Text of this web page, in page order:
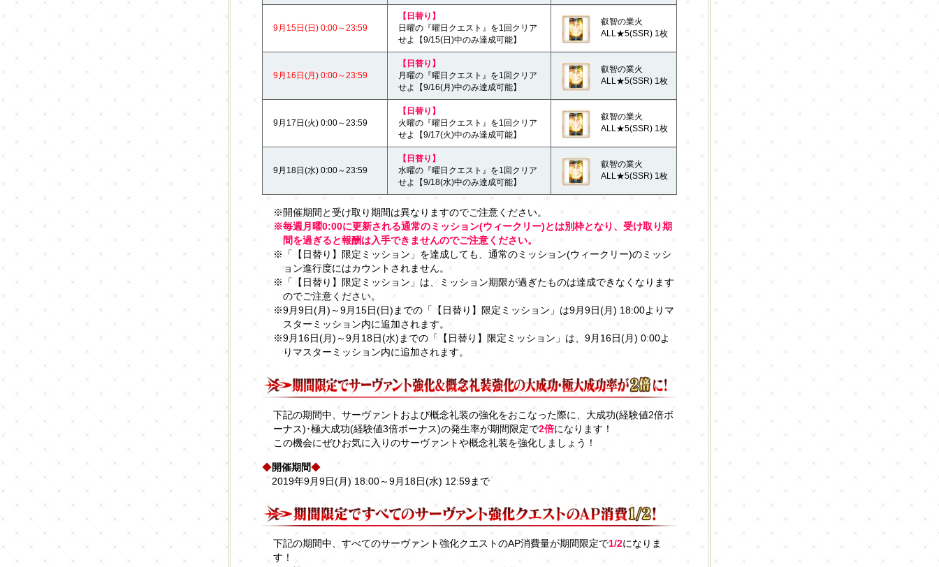
9月15日(日) 0:00～23:59
【日替り】
日曜の『曜日クエスト』を1回クリア
せよ【9/15(日)中のみ達成可能】
叡智の業火
ALL★5(SSR) 1枚
9月16日(月) 0:00～23:59
【日替り】
月曜の『曜日クエスト』を1回クリア
せよ【9/16(月)中のみ達成可能】
叡智の業火
ALL★5(SSR) 1枚
9月17日(火) 0:00～23:59
【日替り】
火曜の『曜日クエスト』を1回クリア
せよ【9/17(火)中のみ達成可能】
叡智の業火
ALL★5(SSR) 1枚
9月18日(水) 0:00～23:59
【日替り】
水曜の『曜日クエスト』を1回クリア
せよ【9/18(水)中のみ達成可能】
叡智の業火
ALL★5(SSR) 1枚
※開催期間と受け取り期間は異なりますのでご注意ください。
※毎週月曜0:00に更新される通常のミッション(ウィークリー)とは別枠となり、受け取り期
間を過ぎると報酬は入手できませんのでご注意ください。
※「【日替り】限定ミッション」を達成しても、通常のミッション(ウィークリー)のミッシ
ョン進行度にはカウントされません。
※「【日替り】限定ミッション」は、ミッション期限が過ぎたものは達成できなくなります
のでご注意ください。
※9月9日(月)～9月15日(日)までの「【日替り】限定ミッション」は9月9日(月) 18:00よりマ
スターミッション内に追加されます。
※9月16日(月)～9月18日(水)までの「【日替り】限定ミッション」は、9月16日(月) 0:00よ
りマスターミッション内に追加されます。
下記の期間中、サーヴァントおよび概念礼装の強化をおこなった際に、大成功(経験値2倍ボ
ーナス)･極大成功(経験値3倍ボーナス)の発生率が期間限定で2倍になります！
この機会にぜひお気に入りのサーヴァントや概念礼装を強化しましょう！
◆開催期間◆
2019年9月9日(月) 18:00～9月18日(水) 12:59まで
下記の期間中、すべてのサーヴァント強化クエストのAP消費量が期間限定で1/2になりま
す！